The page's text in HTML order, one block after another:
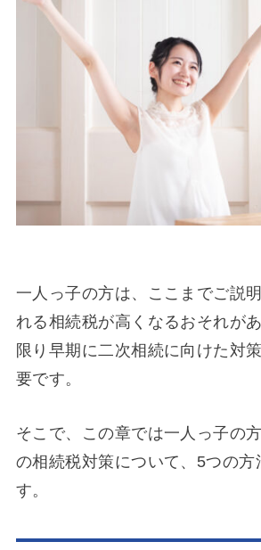
一人っ子の方は、ここまでご説
れる相続税が高くなるおそれが
限り早期に二次相続に向けた対
要です。
そこで、この章では一人っ子の
の相続税対策について、5つの方
す。